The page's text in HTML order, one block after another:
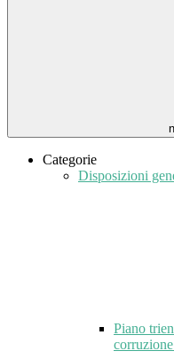
Categorie
Disposizioni
Piano